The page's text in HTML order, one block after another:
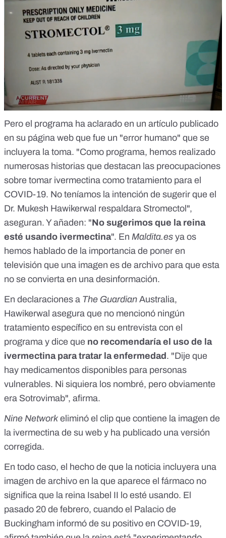
Pero el programa ha aclarado en un artículo publicado
en su página web que fue un "error humano" que se
incluyera la toma. "Como programa, hemos realizado
numerosas historias que destacan las preocupaciones
sobre tomar ivermectina como tratamiento para el
COVID-19. No teníamos la intención de sugerir que el
Dr. Mukesh Hawikerwal respaldara Stromectol",
aseguran. Y añaden: "No sugerimos que la reina
esté usando ivermectina". En Maldita.es ya os
hemos hablado de la importancia de poner en
televisión que una imagen es de archivo para que esta
no se convierta en una desinformación.
En declaraciones a The Guardian Australia,
Hawikerwal asegura que no mencionó ningún
tratamiento específico en su entrevista con el
programa y dice que no recomendaría el uso de la
ivermectina para tratar la enfermedad . "Dije que
hay medicamentos disponibles para personas
vulnerables. Ni siquiera los nombré, pero obviamente
era Sotrovimab", afirma.
Nine Networkeliminó el clip que contiene la imagen de
la ivermectina de su web y ha publicado una versión
corregida.
En todo caso, el hecho de que la noticia incluyera una
imagen de archivo en la que aparece el fármaco no
significa que la reina Isabel II lo esté usando. El
pasado 20 de febrero, cuando el Palacio de
Buckingham informó de su positivo en COVID-19,